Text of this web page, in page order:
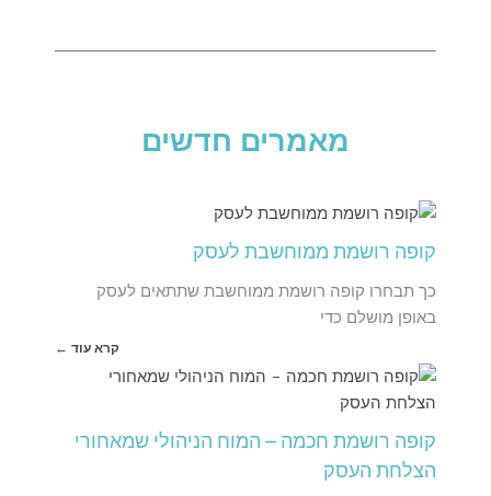
מאמרים חדשים
קופה רושמת ממוחשבת לעסק
כך תבחרו קופה רושמת ממוחשבת שתתאים לעסק
באופן מושלם כדי
קרא עוד ←
קופה רושמת חכמה – המוח הניהולי שמאחורי
הצלחת העסק